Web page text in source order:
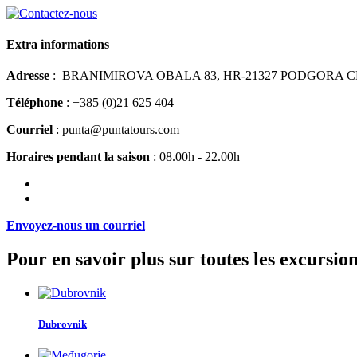
Extra informations
Adresse : BRANIMIROVA OBALA 83, HR-21327 PODGORA
Téléphone : +385 (0)21 625 404
Courriel : punta@puntatours.com
Horaires pendant la saison : 08.00h - 22.00h
Envoyez-nous un courriel
Pour en savoir plus sur toutes les
Dubrovnik